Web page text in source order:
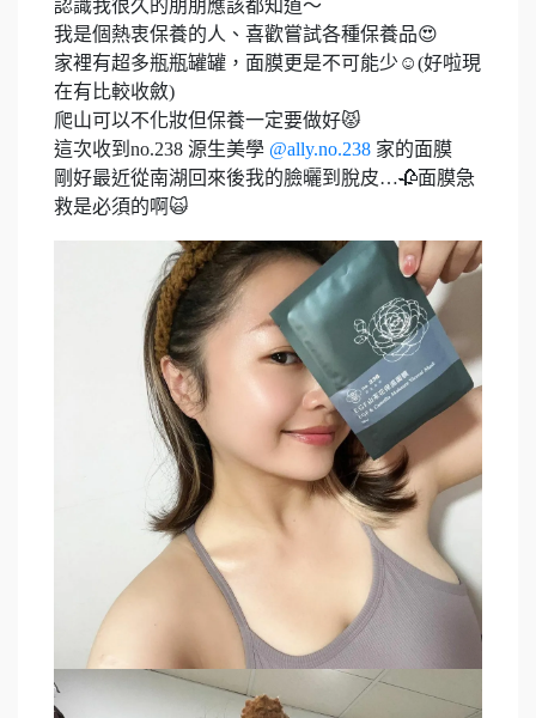
認識我很久的朋朋應該都知道～
我是個熱衷保養的人、喜歡嘗試各種保養品😍
家裡有超多瓶瓶罐罐，面膜更是不可能少☺️(好啦現
在有比較收斂)
爬山可以不化妝但保養一定要做好😾
這次收到no.238 源生美學 @ally.no.238 家的面膜
剛好最近從南湖回來後我的臉曬到脫皮…🥀面膜急
救是必須的啊🙀